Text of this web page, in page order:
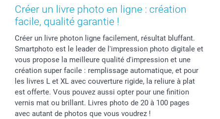
Coques smartphone
Stickers & Etiquettes
Dénicheur d'idées cadeau
Fête des Mères
Fête des Pères
Baptême
Rentrée des classes
Saint-Valentin
Vacances
Droit de rétraction
Plaintes
Gestion des cookies
Partenariats & Influence
Investisseurs
Aide
smartbonus
Livraison
Modes de paiement
Grandes quantités
Statut de ma commande
Créer un livre photo en ligne : création
facile, qualité garantie !
Créer un livre photon ligne facilement, résultat bluffant.
Smartphoto est le leader de l'impression photo digitale et
vous propose la meilleure qualité d'impression et une
création super facile : remplissage automatique, et pour
les livres L et XL avec couverture rigide, la reliure à plat
est offerte. Vous pouvez aussi opter pour une finition
vernis mat ou brillant. Livres photo de 20 à 100 pages
avec autant de photos que vous voudrez !